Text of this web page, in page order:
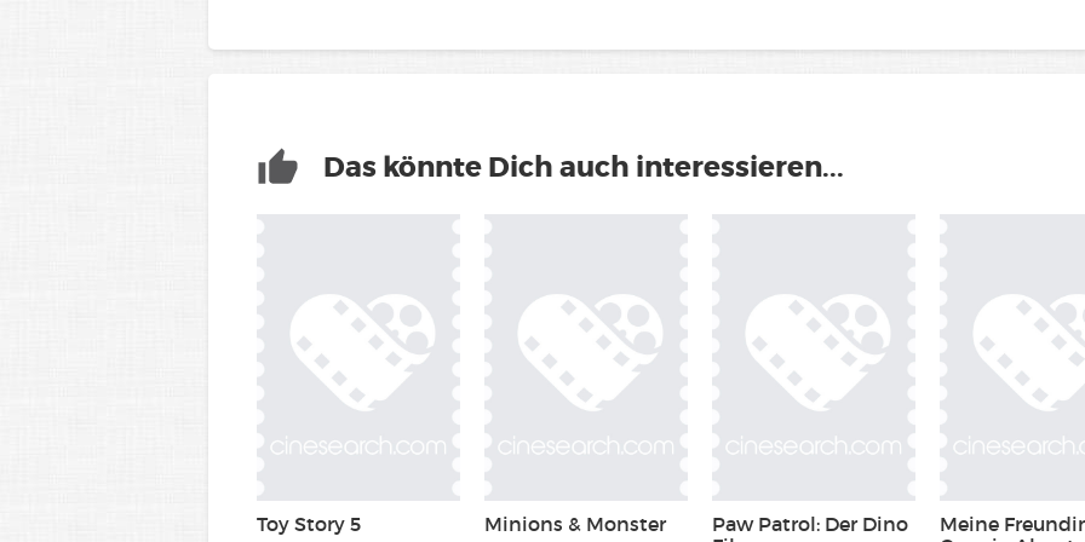
Das könnte Dich auch interessieren...
Toy Story 5 Minions & Monster
Paw Patrol: Der Dino
Meine